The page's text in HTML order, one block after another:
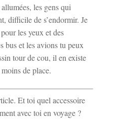
les gens qui
difficile de s’endormir. Je
les yeux et des
bus et les avions tu peux
tour de cou, il en existe
de place.
Et toi quel accessoire
avec toi en voyage ?